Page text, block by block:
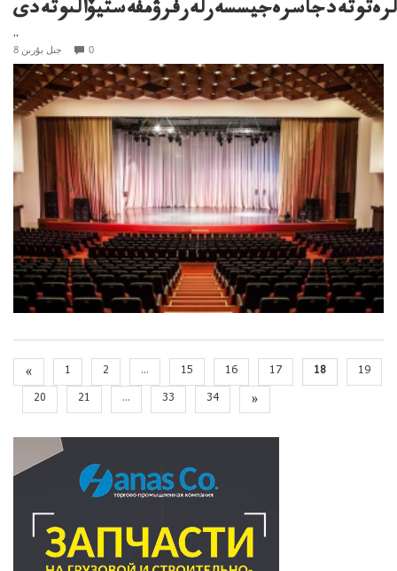
..
8 جىل بۇرىن 0
« 1 2 ... 15 16 17 18
19
20
21 ... 33 34 »